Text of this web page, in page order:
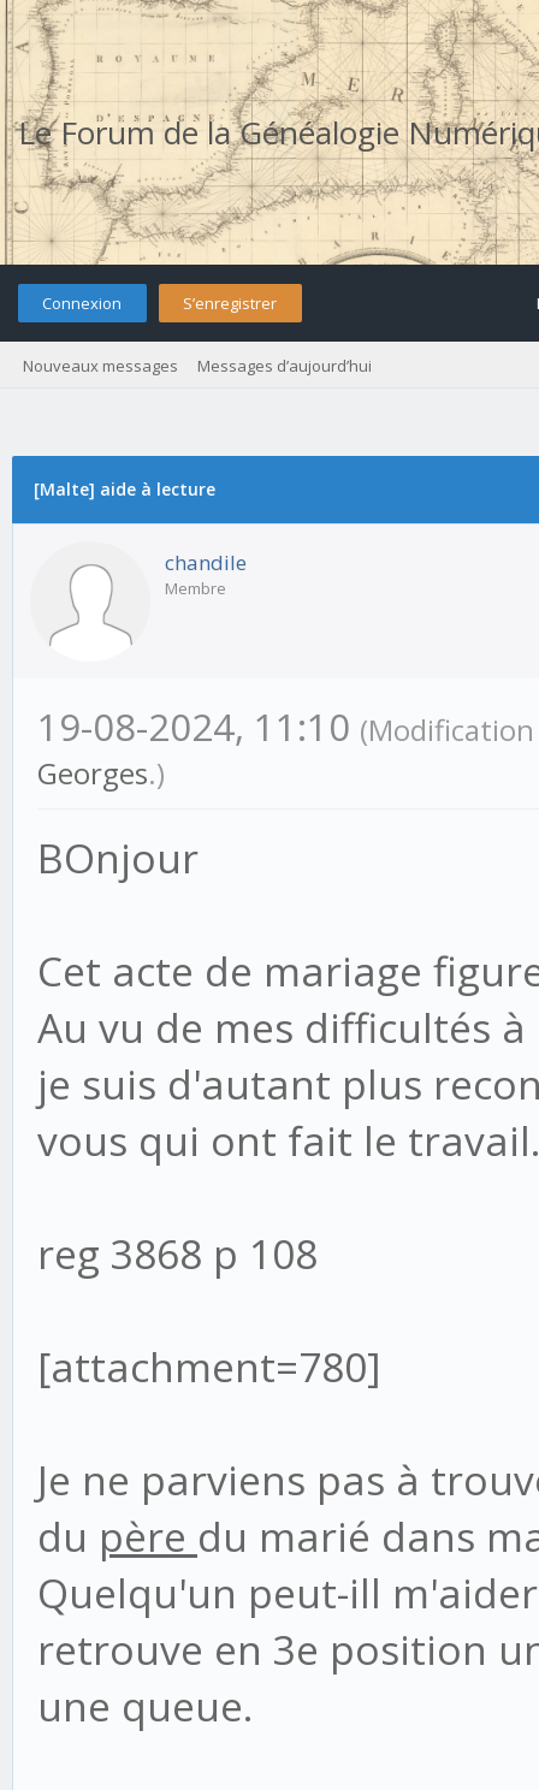
Le Forum de la Généalogie
Connexion S’enregistrer
Nouveaux messages Messages d’aujourd’hui
[Malte] aide à lecture
chandile
Membre
19-08-2024, 11:10
Georges.)
BOnjour
Cet acte de mariage
Au vu de mes difficultés
je suis d'autant plus
vous qui ont fait le travail.
reg 3868 p 108
[attachment=780]
Je ne parviens pas à
du père du marié dans
Quelqu'un peut-ill
retrouve en 3e position
une queue.